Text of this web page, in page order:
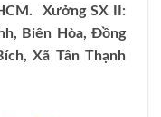
Xưởng SX II:
Biên Hòa, Đồng
Xã Tân Thạnh